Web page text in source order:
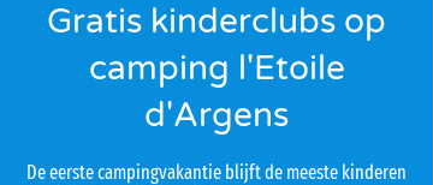
Gratis kinderclubs op
camping l'Etoile
d'Argens
De eerste campingvakantie blijft de meeste kinderen